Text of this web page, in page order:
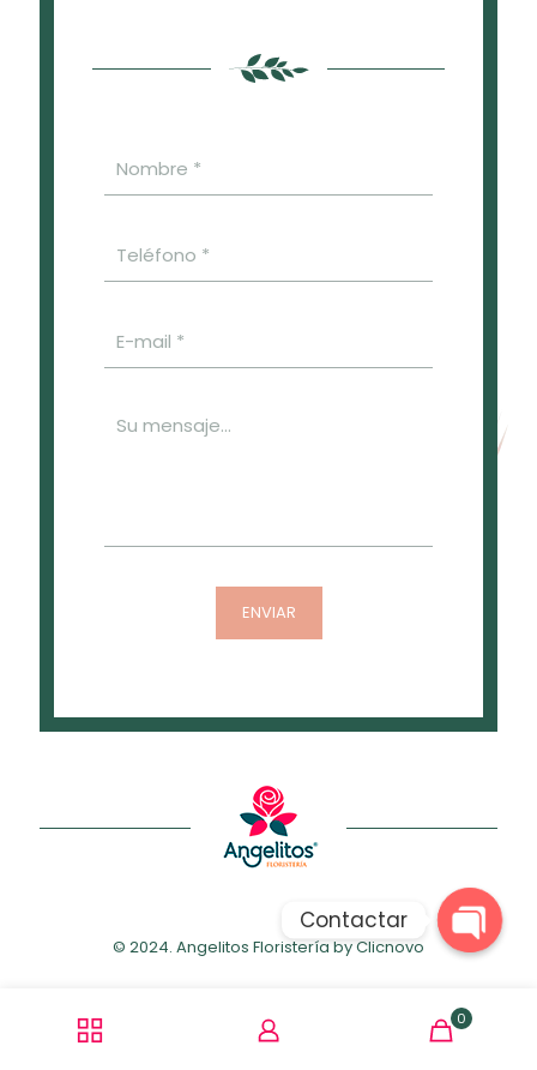
© 2024. Angelitos Floristería byClicnovo
0
Contactar
Open